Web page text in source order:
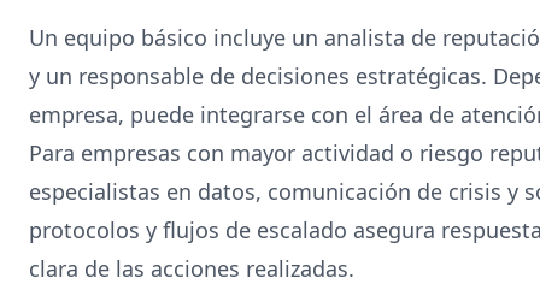
Un equipo básico incluye un analista de
y un responsable de decisiones estratégicas.
empresa, puede integrarse con el área de
Para empresas con mayor actividad o riesgo
especialistas en datos, comunicación de crisis y
protocolos y flujos de escalado asegura
clara de las acciones realizadas.